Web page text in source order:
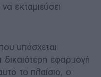
εκταμιεύσει
υπόσχεται
εφαρμογή
το πλαίσιο, οι